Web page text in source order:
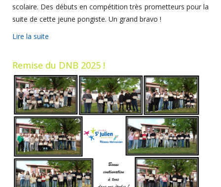
scolaire. Des débuts en compétition très prometteurs pour la
suite de cette jeune pongiste. Un grand bravo !
Lire la suite
Remise du DNB 2025 !